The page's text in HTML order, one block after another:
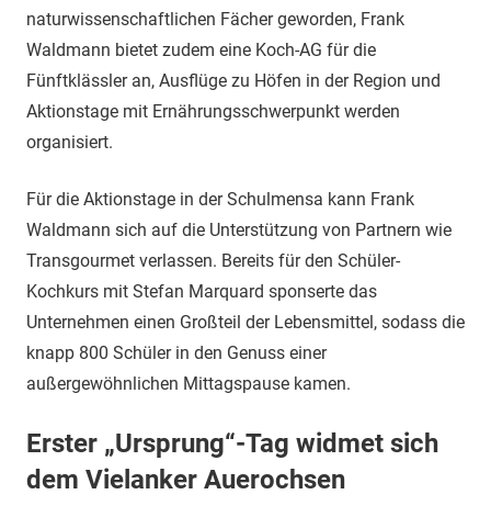
naturwissenschaftlichen Fächer geworden, Frank
Waldmann bietet zudem eine Koch-AG für die
Fünftklässler an, Ausflüge zu Höfen in der Region und
Aktionstage mit Ernährungsschwerpunkt werden
organisiert.
Für die Aktionstage in der Schulmensa kann Frank
Waldmann sich auf die Unterstützung von Partnern wie
Transgourmet verlassen. Bereits für den Schüler-
Kochkurs mit Stefan Marquard sponserte das
Unternehmen einen Großteil der Lebensmittel, sodass die
knapp 800 Schüler in den Genuss einer
außergewöhnlichen Mittagspause kamen.
Erster „Ursprung“-Tag widmet sich
dem Vielanker Auerochsen